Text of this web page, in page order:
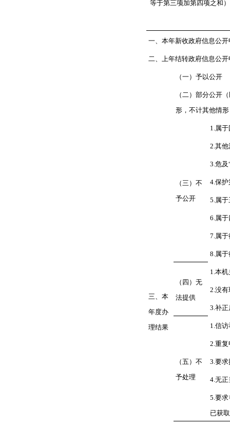
等于第三项加第四项之和）
一、本年新收政府信息公
二、上年结转政府信息公
三、本
年度办
理结果
（一）予以公开
（二）部分公开
形，不计其他情
（三）不
予公开
1.属
2.其他
3.危及
4.保护
5.属
6.属
7.属
8.属
（四）无
法提供
1.本机
2.没有
3.补正
（五）不
予处理
1.信访
2.重复
3.要求
4.无正
5.要
已获